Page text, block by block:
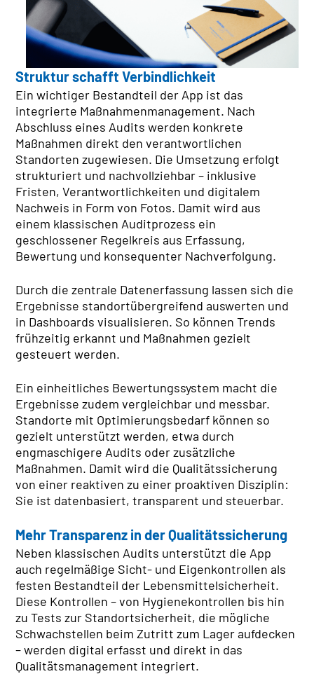
Struktur schafft Verbindlichkeit
Ein wichtiger Bestandteil der App ist das
integrierte Maßnahmenmanagement. Nach
Abschluss eines Audits werden konkrete
Maßnahmen direkt den verantwortlichen
Standorten zugewiesen. Die Umsetzung erfolgt
strukturiert und nachvollziehbar – inklusive
Fristen, Verantwortlichkeiten und digitalem
Nachweis in Form von Fotos. Damit wird aus
einem klassischen Auditprozess ein
geschlossener Regelkreis aus Erfassung,
Bewertung und konsequenter Nachverfolgung.
Durch die zentrale Datenerfassung lassen sich die
Ergebnisse standortübergreifend auswerten und
in Dashboards visualisieren. So können Trends
frühzeitig erkannt und Maßnahmen gezielt
gesteuert werden.
Ein einheitliches Bewertungssystem macht die
Ergebnisse zudem vergleichbar und messbar.
Standorte mit Optimierungsbedarf können so
gezielt unterstützt werden, etwa durch
engmaschigere Audits oder zusätzliche
Maßnahmen. Damit wird die Qualitätssicherung
von einer reaktiven zu einer proaktiven Disziplin:
Sie ist datenbasiert, transparent und steuerbar.
Mehr Transparenz in der Qualitätssicherung
Neben klassischen Audits unterstützt die App
auch regelmäßige Sicht- und Eigenkontrollen als
festen Bestandteil der Lebensmittelsicherheit.
Diese Kontrollen – von Hygienekontrollen bis hin
zu Tests zur Standortsicherheit, die mögliche
Schwachstellen beim Zutritt zum Lager aufdecken
– werden digital erfasst und direkt in das
Qualitätsmanagement integriert.